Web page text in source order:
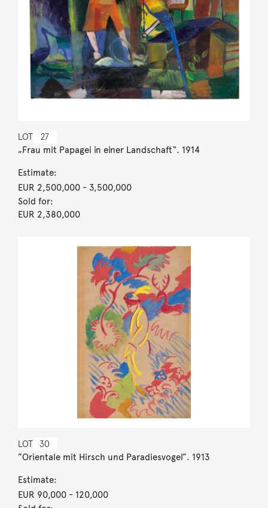
LOT 27
„Frau mit Papagei in einer Landschaft“. 1914
Estimate:
EUR 2,500,000- 3,500,000
Sold for:
EUR 2,380,000
LOT 30
”Orientale mit Hirsch und Paradiesvogel”. 1913
Estimate:
EUR 90,000- 120,000